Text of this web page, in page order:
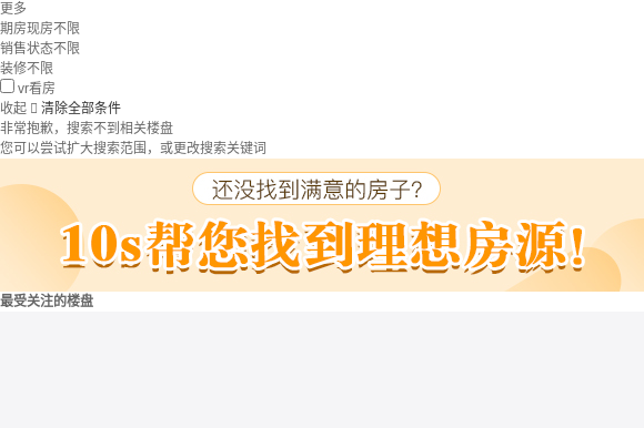
更多
期房现房不限
销售状态不限
装修不限
vr看房
收起  清除全部条件
非常抱歉，搜索不到相关楼盘
您可以尝试扩大搜索范围，或更改搜索关键词
最受关注的楼盘